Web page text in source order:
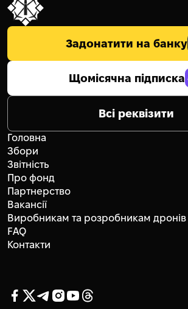
Задонатити на банку
Щомісячна підписка
Всі реквізити
Головна
Збори
Звітність
Про фонд
Партнерство
Вакансії
Виробникам та розробникам дронів
FAQ
Контакти